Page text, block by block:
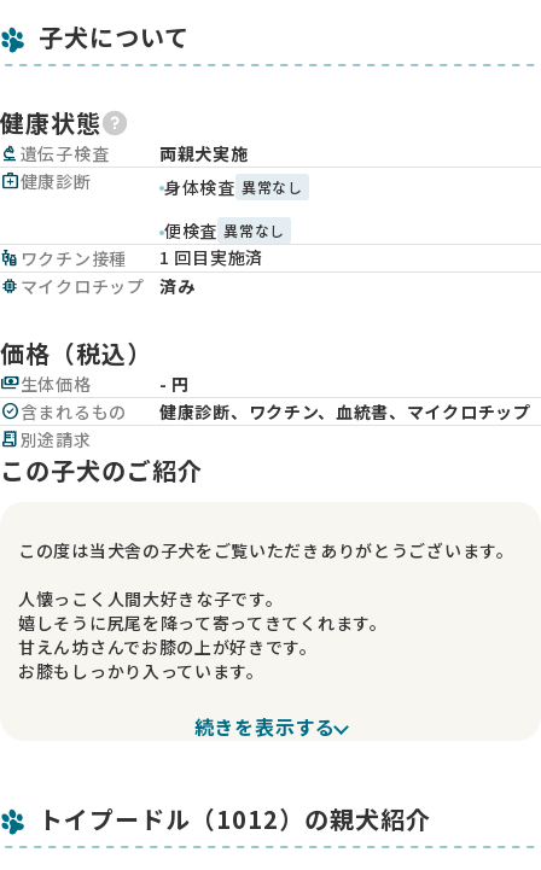
子犬について
健康状態
biotech 遺伝子検査
両親犬実施
medical_services健康診断 身体検査 異常なし
便検査 異常なし
vaccines ワクチン接種
1 回目実施済
memory マイクロチップ 済み
価格（税込）
payments生体価格
- 円
check_circle含まれるもの
健康診断、ワクチン、血統書、マイクロチップ
receipt_long別途請求
この子犬のご紹介
この度は当犬舎の子犬をご覧いただきありがとうございます。
人懐っこく人間大好きな子です。
嬉しそうに尻尾を降って寄ってきてくれます。
甘えん坊さんでお膝の上が好きです。
お膝もしっかり入っています。
凶暴性なくとても良い子です。
成犬時の予想サイズは、1.8kg前後予想です。
体太めでしっかりとしています（健康で丈夫な体作りの為に、
続きを表示する
トイプードル（1012）の親犬紹介